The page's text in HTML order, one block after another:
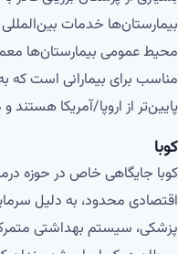
بیمارستان‌ها خدمات بین‌المللی
محیط عمومی بیمارستان‌ها
مناسب برای بیمارانی است که به
پایین‌تر از اروپا/آمریکا
کوبا
کوبا جایگاهی خاص در حوزه
اقتصادی محدود، به دلیل
پزشکی، سیستم بهداشتی